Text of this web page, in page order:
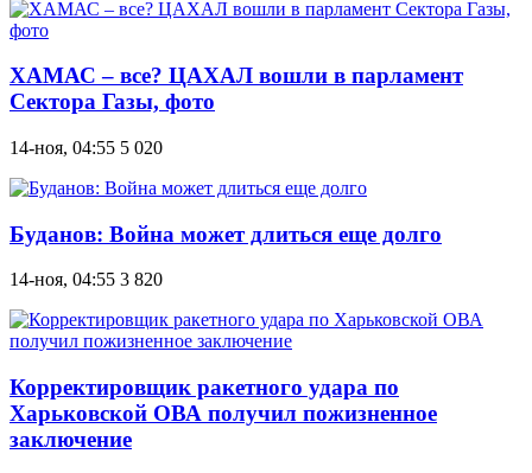
ХАМАС – все? ЦАХАЛ вошли в парламент
Сектора Газы, фото
14-ноя, 04:55 5 020
Буданов: Война может длиться еще долго
14-ноя, 04:55 3 820
Корректировщик ракетного удара по
Харьковской ОВА получил пожизненное
заключение